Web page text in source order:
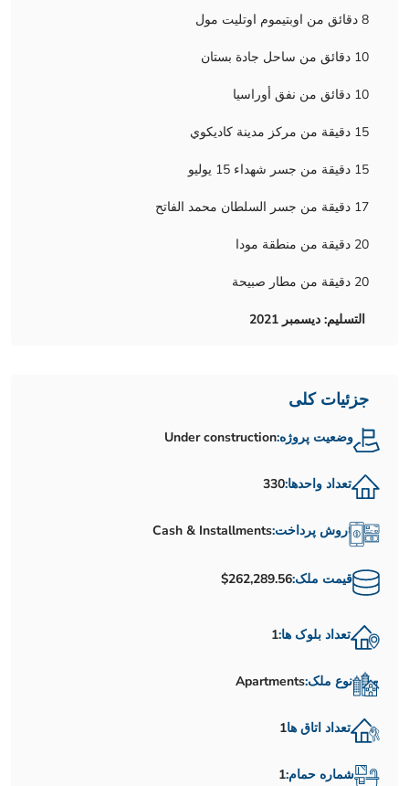
8 دقائق من اوبتيموم اوتليت مول
10 دقائق من ساحل جادة بستان
10 دقائق من نفق أوراسيا
15 دقيقة من مركز مدينة كاديكوي
15 دقيقة من جسر شهداء 15 يوليو
17 دقيقة من جسر السلطان محمد الفاتح
20 دقيقة من منطقة مودا
20 دقيقة من مطار صبيحة
التسليم: ديسمبر 2021
جزئیات کلی
وضعیت پروژه:Under construction
تعداد واحدها:330
روش پرداخت:Cash & Installments
قیمت ملک:$262,289.56
تعداد بلوک ها:1
نوع ملک:Apartments
تعداد اتاق ها1
شماره حمام:1